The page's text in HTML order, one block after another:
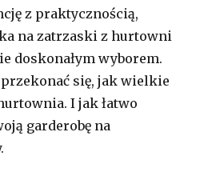
z praktycznością,
na zatrzaski z hurtowni
doskonałym wyborem.
się, jak wielkie
I jak łatwo
garderobę na